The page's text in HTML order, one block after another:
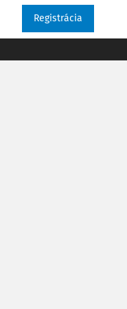
Registrácia